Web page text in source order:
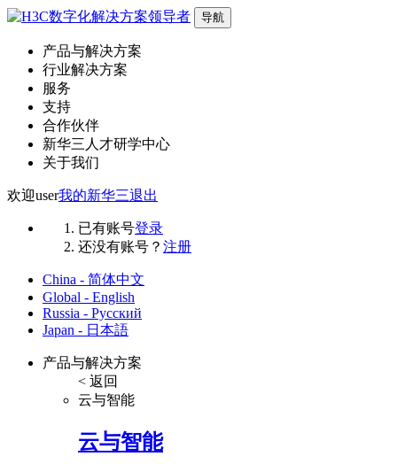
导航
产品与解决方案
行业解决方案
服务
支持
合作伙伴
新华三人才研学中心
关于我们
欢迎user我的新华三退出
已有账号登录
还没有账号？ 注册
China - 简体中文
Global - English
Russia - Русский
Japan - 日本語
产品与解决方案
< 返回
云与智能
云与智能